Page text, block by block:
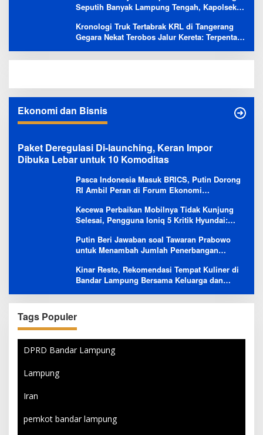
Seputih Banyak Lampung Tengah, Kapolsek:
Kronologi Truk Tertabrak KRL di Tangerang
Gegara Nekat Terobos Jalur Kereta: Terpental,
Ekonomi dan Bisnis
Paket Deregulasi Di-launching, Keran Impor
Dibuka Lebar untuk 10 Komoditas
Pasca Indonesia Masuk BRICS, Putin Dorong
RI Ambil Peran di Forum Ekonomi
Kecewa Perbaikan Mobilnya Tidak Kunjung
Selesai, Pengguna Ioniq 5 Kritik Hyundai:
Sales
Putin Beri Jawaban soal Tawaran Prabowo
untuk Menambah Jumlah Penerbangan
Kinar Resto, Rekomendasi Tempat Kuliner di
Bandar Lampung Bersama Keluarga dan
Tags Populer
DPRD Bandar Lampung
Lampung
Iran
pemkot bandar lampung